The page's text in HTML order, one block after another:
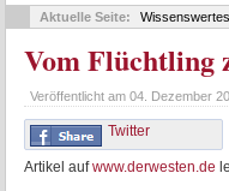
Aktuelle Seite: Wissenswertes
Vom Flüchtling
Veröffentlicht am 04. Dezember
Twitter
Artikel aufwww.derwesten.de